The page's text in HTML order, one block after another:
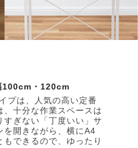
100cm・120cm
プは、人気の高い定番
十分な作業スペースは
すぎない「丁度いい」サ
を開きながら、横にA4
もできるので、ゆったり